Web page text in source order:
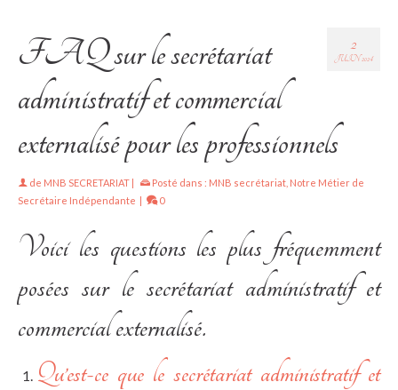
2
JUIN 2024
FAQ sur le secrétariat
administratif et commercial
externalisé pour les professionnels
de MNB SECRETARIAT | Posté dans : MNB secrétariat Notre Métier de
Secrétaire Indépendante | 0
Voici les questions les plus fréquemment
posées sur le secrétariat administratif et
commercial externalisé.
Qu’est-ce que le secrétariat administratif et